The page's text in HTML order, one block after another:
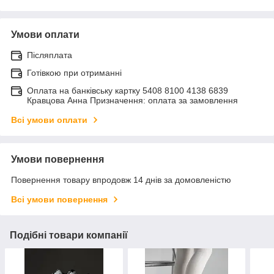
Умови оплати
Післяплата
Готівкою при отриманні
Оплата на банківську картку 5408 8100 4138 6839
Кравцова Анна Призначення: оплата за замовлення
Всі умови оплати
Умови повернення
Повернення товару впродовж 14 днів за домовленістю
Всі умови повернення
Подібні товари компанії